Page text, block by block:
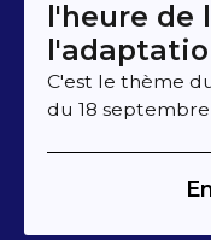
l'heure de
C'est le thème
du 18 septembre